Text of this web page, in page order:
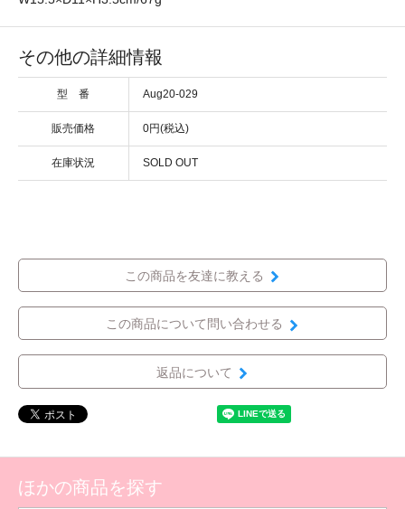
その他の詳細情報
型 番 Aug20-029
販売価格 0円(税込)
在庫状況 SOLD OUT
この商品を友達に教える
この商品について問い合わせる
返品について
ほかの商品を探す